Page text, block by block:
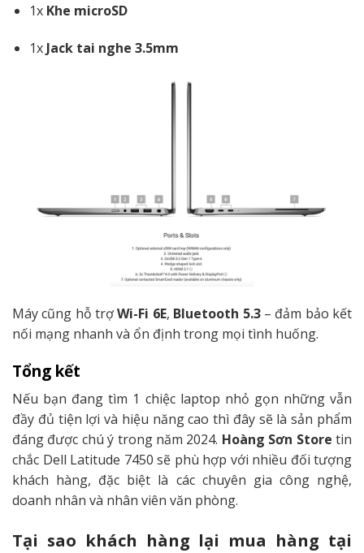
1x Khe microSD
1x Jack tai nghe 3.5mm
Máy cũng hỗ trợWi-Fi 6E, Bluetooth 5.3– đảm bảo kết
nối mạng nhanh và ổn định trong mọi tình huống.
Tổng kết
Nếu bạn đang tìm 1 chiệc laptop nhỏ gọn những vẫn
đầy đủ tiện lợi và hiệu năng cao thì đây sẽ là sản phẩm
đáng được chú ý trong năm 2024. Hoàng Sơn Store tin
chắc Dell Latitude 7450 sẽ phù hợp với nhiều đối tượng
khách hàng, đặc biệt là các chuyên gia công nghệ,
doanh nhân và nhân viên văn phòng.
Tại sao khách hàng lại mua hàng tại